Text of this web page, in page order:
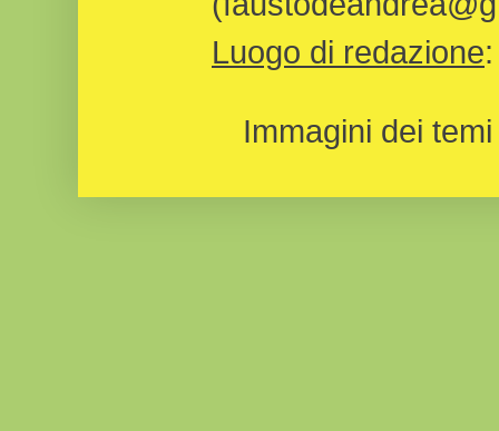
Luogo di redazione
Immagini dei